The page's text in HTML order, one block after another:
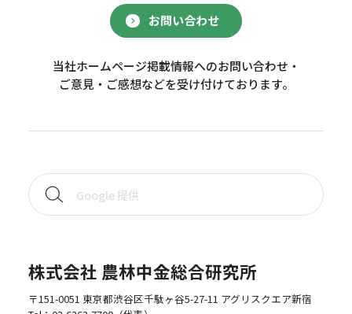
お問い合わせ
当社ホームページ掲載情報へのお問い合わせ・
ご意見・ご感想などを受け付けております。
株式会社 農林中金総合研究所
〒151-0051 東京都渋谷区千駄ヶ谷5-27-11 アグリスクエア新宿